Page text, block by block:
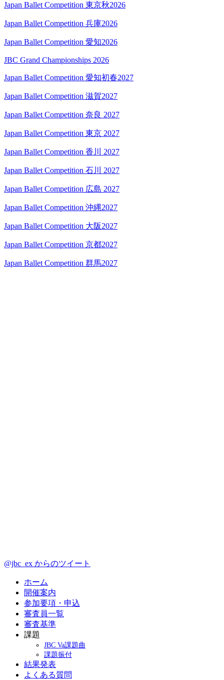
Japan Ballet Competition 東京秋2026
Japan Ballet Competition 兵庫2026
Japan Ballet Competition 愛知2026
JBC Grand Championships 2026
Japan Ballet Competition 愛知初春2027
Japan Ballet Competition 滋賀2027
Japan Ballet Competition 奈良 2027
Japan Ballet Competition 東京 2027
Japan Ballet Competition 香川 2027
Japan Ballet Competition 石川 2027
Japan Ballet Competition 広島 2027
Japan Ballet Competition 沖縄2027
Japan Ballet Competition 大阪2027
Japan Ballet Competition 京都2027
Japan Ballet Competition 群馬2027
@jbc_ex からのツイート
ホーム
開催案内
参加要項・申込
審査員一覧
審査基準
課題
JBC Va課題曲
課題振付
結果発表
よくある質問